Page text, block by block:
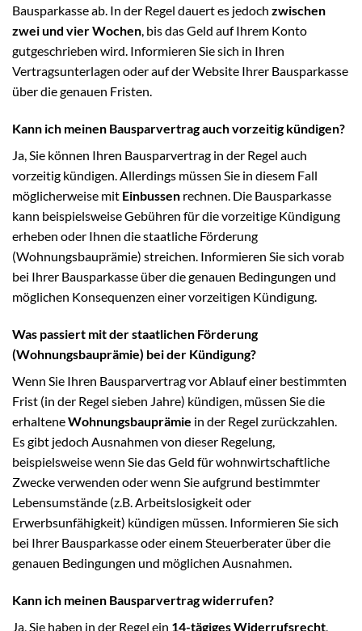
Bausparkasse ab. In der Regel dauert es jedoch zwischen
zwei und vier Wochen, bis das Geld auf Ihrem Konto
gutgeschrieben wird. Informieren Sie sich in Ihren
Vertragsunterlagen oder auf der Website Ihrer Bausparkasse
über die genauen Fristen.
Kann ich meinen Bausparvertrag auch vorzeitig kündigen?
Ja, Sie können Ihren Bausparvertrag in der Regel auch
vorzeitig kündigen. Allerdings müssen Sie in diesem Fall
möglicherweise mit Einbussen rechnen. Die Bausparkasse
kann beispielsweise Gebühren für die vorzeitige Kündigung
erheben oder Ihnen die staatliche Förderung
(Wohnungsbauprämie) streichen. Informieren Sie sich vorab
bei Ihrer Bausparkasse über die genauen Bedingungen und
möglichen Konsequenzen einer vorzeitigen Kündigung.
Was passiert mit der staatlichen Förderung
(Wohnungsbauprämie) bei der Kündigung?
Wenn Sie Ihren Bausparvertrag vor Ablauf einer bestimmten
Frist (in der Regel sieben Jahre) kündigen, müssen Sie die
erhalteneWohnungsbauprämie in der Regel zurückzahlen.
Es gibt jedoch Ausnahmen von dieser Regelung,
beispielsweise wenn Sie das Geld für wohnwirtschaftliche
Zwecke verwenden oder wenn Sie aufgrund bestimmter
Lebensumstände (z.B. Arbeitslosigkeit oder
Erwerbsunfähigkeit) kündigen müssen. Informieren Sie sich
bei Ihrer Bausparkasse oder einem Steuerberater über die
genauen Bedingungen und möglichen Ausnahmen.
Kann ich meinen Bausparvertrag widerrufen?
Ja, Sie haben in der Regel ein 14-tägiges Widerrufsrecht